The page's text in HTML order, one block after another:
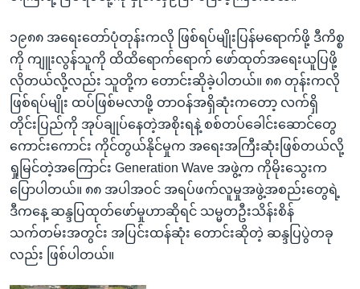
၁၉၈၈ အရေးတော်ပုံတုန်းကလို ဖြစ်ရပ်မျိုးပြန်မရောက်ဖို့ ဒီကိစ္စ
ကို ကျူးလွန်သူကို ထိထိရောက်ရောက် ဖော်ထုတ်အရေးယူပြဖို့
လိုတယ်လို့လည်း သူတို့က တောင်းဆိုခဲ့ပါတယ်။ ၈၈ တုန်းကလို
ဖြစ်ရပ်မျိုး ထပ်ဖြစ်မလာဖို့ တာဝန်အရှိဆုံးကတော့ လက်ရှိ
တိုင်းပြည်ကို အုပ်ချုပ်နေတဲ့အစိုးရနဲ့ စစ်တပ်ခေါင်းဆောင်တွေ
ကောင်းကောင်း ကိုင်တွယ်နိုင်မှုက အရေးအကြီးဆုံးဖြစ်တယ်လို့
ရှုမြင်တဲ့အကြောင်း Generation Wave အဖွဲ့က ကိုမိုးသွေးက
ပြောပါတယ်။ ၈၈ အပါအဝင် အရပ်ဖက်လူမှုအဖွဲ့အစည်းတွေရဲ့
ဒီကနေ့ ဆန္ဒပြထုတ်ဖော်မှုဟာဆိုရင် သမ္မတဦးသိန်းစိန်
သက်တမ်းအတွင်း အပြင်းထန်ဆုံး တောင်းဆိုတဲ့ ဆန္ဒပြပွဲတခု
လည်း ဖြစ်ပါတယ်။